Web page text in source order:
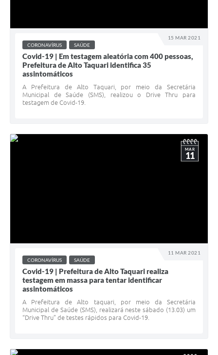
15 MAR 2021
CORONAVÍRUS SAÚDE
Covid-19 | Em testagem aleatória com 400 pessoas,
Prefeitura de Alto Taquari identifica 35
assintomáticos
A Prefeitura de Alto Taquari, por meio da Secretária
Municipal de Saúde (SMS), realizou o Drive Thru para
testagem de Covid-19.
11 MAR 2021
MAR
11
CORONAVÍRUS SAÚDE
Covid-19 | Prefeitura de Alto Taquari realiza
testagem em massa para tentar identificar
assintomáticos
A Prefeitura de Alto taquari, por meio da Secretária
Municipal de Saúde (SMS), realizará neste sábado (13.03) um
“Drive Thru” de testes rápidos para Covid-19.